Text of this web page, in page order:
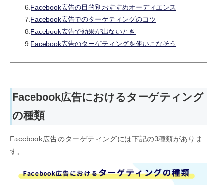
6. Facebook広告の目的別おすすめオーディエンス
7. Facebook広告でのターゲティングのコツ
8. Facebook広告で効果が出ないとき
9. Facebook広告のターゲティングを使いこなそう
Facebook広告におけるターゲティング
の種類
Facebook広告のターゲティングには下記の3種類がありま
す。